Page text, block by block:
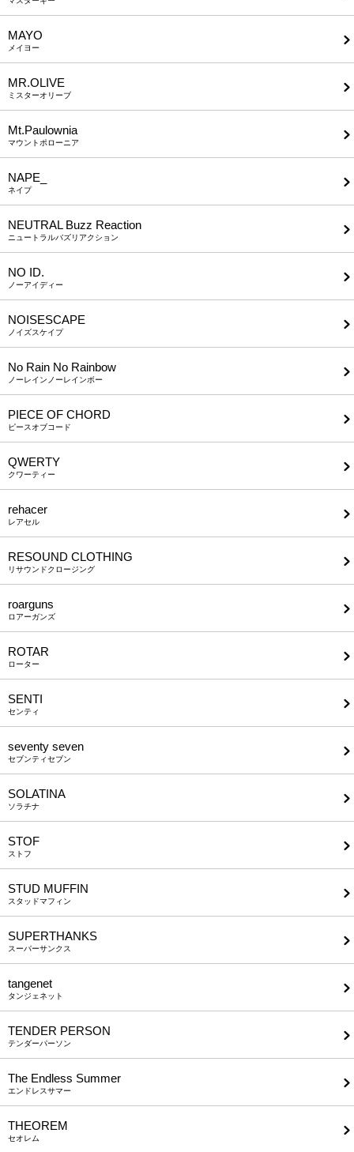
MAYO
メイヨー
MR.OLIVE
ミスターオリーブ
Mt.Paulownia
マウントポローニア
NAPE_
ネイプ
NEUTRAL Buzz Reaction
ニュートラルバズリアクション
NO ID.
ノーアイディー
NOISESCAPE
ノイズスケイプ
No Rain No Rainbow
ノーレインノーレインボー
PIECE OF CHORD
ピースオブコード
QWERTY
クワーティー
rehacer
レアセル
RESOUND CLOTHING
リサウンドクロージング
roarguns
ロアーガンズ
ROTAR
ローター
SENTI
センティ
seventy seven
セブンティセブン
SOLATINA
ソラチナ
STOF
ストフ
STUD MUFFIN
スタッドマフィン
SUPERTHANKS
スーパーサンクス
tangenet
タンジェネット
TENDER PERSON
テンダーパーソン
The Endless Summer
エンドレスサマー
THEOREM
セオレム